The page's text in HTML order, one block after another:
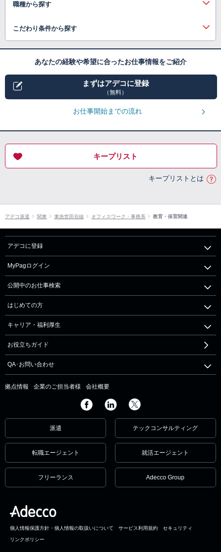
職種から探す
こだわり条件から探す
あなたの経験や希望に合ったお仕事情報をご紹介
まずはアデコに登録
（無料）
お仕事開始までの流れ
キープリスト
キープリストとは
アデコ派遣 関東 東急世田谷線 オフィスワーク・事務系 教育・保育関連
アデコに登録
MyPagログイン
公開中のお仕事検索
はじめての方
キャリア・福利厚生
お役立ちガイド
QA･お問い合わせ
拠点情報 企業のご担当者様 会社概要
派遣 テックコンサルティング
転職エージェント 就活エージェント
フリーランス Adecco Group
個人情報保護方針・個人情報の取扱いについて サービス利用規約 セキュリティ
リンクポリシー